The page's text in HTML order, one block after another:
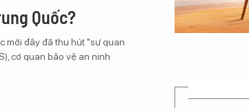
Quốc?
mới đây đã thu hút "sự quan
cơ quan bảo vệ an ninh